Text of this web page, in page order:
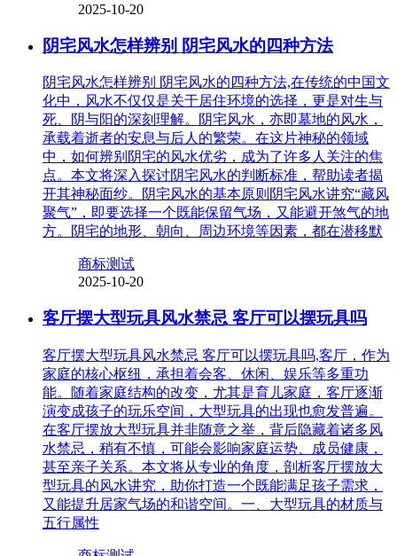
2025-10-20
阴宅风水怎样辨别 阴宅风水的四种方法
阴宅风水怎样辨别 阴宅风水的四种方法,在传统的中国文
化中，风水不仅仅是关于居住环境的选择，更是对生与
死、阴与阳的深刻理解。阴宅风水，亦即墓地的风水，
承载着逝者的安息与后人的繁荣。在这片神秘的领域
中，如何辨别阴宅的风水优劣，成为了许多人关注的焦
点。本文将深入探讨阴宅风水的判断标准，帮助读者揭
开其神秘面纱。阴宅风水的基本原则阴宅风水讲究“藏风
聚气”，即要选择一个既能保留气场，又能避开煞气的地
方。阴宅的地形、朝向、周边环境等因素，都在潜移默
商标测试
2025-10-20
客厅摆大型玩具风水禁忌 客厅可以摆玩具吗
客厅摆大型玩具风水禁忌 客厅可以摆玩具吗,客厅，作为
家庭的核心枢纽，承担着会客、休闲、娱乐等多重功
能。随着家庭结构的改变，尤其是育儿家庭，客厅逐渐
演变成孩子的玩乐空间，大型玩具的出现也愈发普遍。
在客厅摆放大型玩具并非随意之举，背后隐藏着诸多风
水禁忌，稍有不慎，可能会影响家庭运势、成员健康，
甚至亲子关系。本文将从专业的角度，剖析客厅摆放大
型玩具的风水讲究，助你打造一个既能满足孩子需求，
又能提升居家气场的和谐空间。一、大型玩具的材质与
五行属性